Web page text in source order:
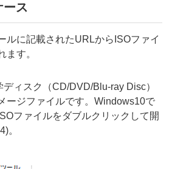
ース
ルに記載されたURLから ISOファイ
ます。
ディスク（CD/DVD/Blu-ray Disc）
ージファイルです。 Windows10で
ISOファイルをダブルクリックして開
4)。